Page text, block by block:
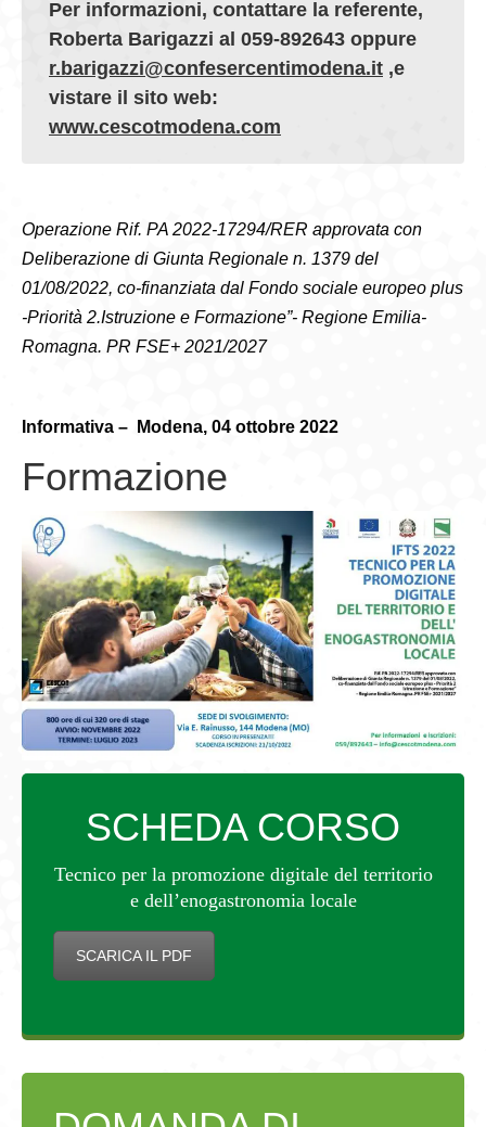
Per informazioni, contattare la referente,
Roberta Barigazzi al 059-892643 oppure
r.barigazzi@confesercentimodena.it ,e
vistare il sito web:
www.cescotmodena.com
Operazione Rif. PA 2022-17294/RER approvata con
Deliberazione di Giunta Regionale n. 1379 del
01/08/2022, co-finanziata dal Fondo sociale europeo plus
-Priorità 2.Istruzione e Formazione”- Regione Emilia-
Romagna. PR FSE+ 2021/2027
Informativa – Modena, 04 ottobre 2022
Formazione
SCHEDA CORSO
Tecnico per la promozione digitale del territorio
e dell’enogastronomia locale
SCARICA IL PDF